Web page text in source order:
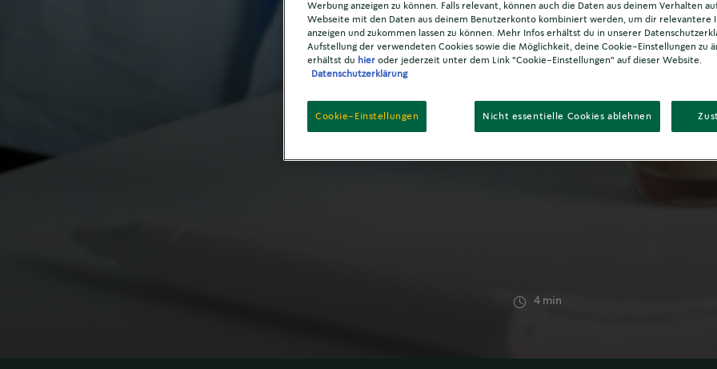
4 min
Werbung anzeigen zu können. Falls relevant, können auch die Daten aus deinem Verhalten
Webseite mit den Daten aus deinem Benutzerkonto kombiniert werden, um dir relevantere
anzeigen und zukommen lassen zu können. Mehr Infos erhältst du in unserer
Aufstellung der verwendeten Cookies sowie die Möglichkeit, deine Cookie-Einstellungen zu
erhältst du hier oder jederzeit unter dem Link "Cookie-Einstellungen" auf dieser Website.
Datenschutzerklärung
Cookie-Einstellungen Nicht essentielle Cookies ablehnen